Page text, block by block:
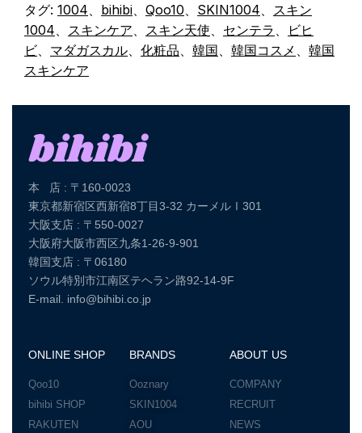
タグ: 1004 bihibi Qoo10 SKIN1004
スキン
1004
スキンケア スキン天使 センテラ
ビヒ
ビ
マダガスカル 化粧品 韓国 韓国コスメ
韓国
スキンケア
本 店 : 〒160-0023
東京都新宿区西新宿8丁目3-32 カーメルⅠ301
大阪支店 : 〒550-0027
大阪府大阪市西区九条1-26-9-901
韓国支店 : 〒06180
ソウル特別市江南区テヘラン路92-14-9F
E-mail. info@bihibi.co.jp
ONLINE SHOP
Qoo10
bihibi SHOP
RAKUTEN
BRANDS
Ooznary
SKIN1004
AOU
ABOUT US
COMPANY
RECRUIT
NEWS